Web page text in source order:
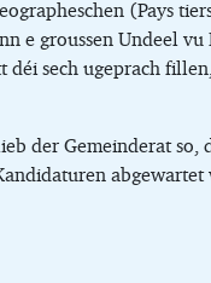
(Pays
e groussen Undeel vu
déi sech ugeprach
der Gemeinderat